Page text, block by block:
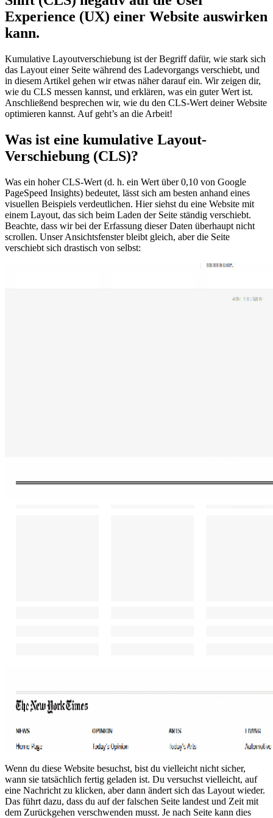
Experience (UX) einer Website auswirken
kann.
Kumulative Layoutverschiebung ist der Begriff dafür, wie stark sich
das Layout einer Seite während des Ladevorgangs verschiebt, und
in diesem Artikel gehen wir etwas näher darauf ein. Wir zeigen dir,
wie du CLS messen kannst, und erklären, was ein guter Wert ist.
Anschließend besprechen wir, wie du den CLS-Wert deiner Website
optimieren kannst. Auf geht’s an die Arbeit!
Was ist eine kumulative Layout-
Verschiebung (CLS)?
Was ein hoher CLS-Wert (d. h. ein Wert über 0,10 von Google
PageSpeed Insights) bedeutet, lässt sich am besten anhand eines
visuellen Beispiels verdeutlichen. Hier siehst du eine Website mit
einem Layout, das sich beim Laden der Seite ständig verschiebt.
Beachte, dass wir bei der Erfassung dieser Daten überhaupt nicht
scrollen. Unser Ansichtsfenster bleibt gleich, aber die Seite
verschiebt sich drastisch von selbst:
Wenn du diese Website besuchst, bist du vielleicht nicht sicher,
wann sie tatsächlich fertig geladen ist. Du versuchst vielleicht, auf
eine Nachricht zu klicken, aber dann ändert sich das Layout wieder.
Das führt dazu, dass du auf der falschen Seite landest und Zeit mit
dem Zurückgehen verschwenden musst. Je nach Seite kann dies